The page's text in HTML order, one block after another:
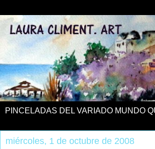
PINCELADAS DEL VARIADO MUNDO
miércoles, 1 de octubre de 2008